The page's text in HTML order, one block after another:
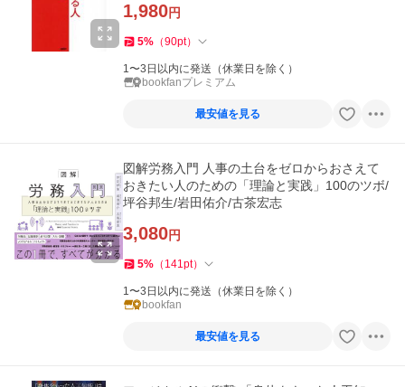
1,980円
5% （90pt）
1〜3日以内に発送（休業日を除く）
bookfanプレミアム
最安値を見る
図解労務入門 人事の土台をゼロからおさえて
おきたい人のための「理論と実践」100のツボ/
坪谷邦生/岩田佑介/古茶宏志
3,080円
5% （ 141pt）
1〜3日以内に発送（休業日を除く）
bookfan
最安値を見る